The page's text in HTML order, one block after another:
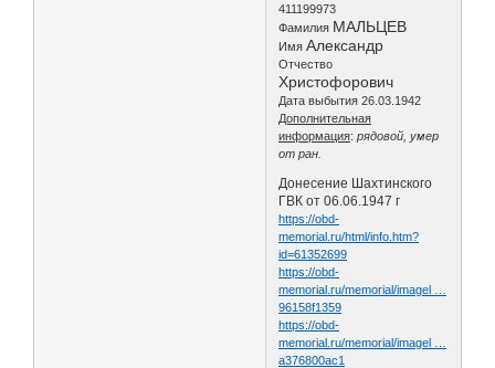
411199973
Фамилия МАЛЬЦЕВ
ИмяАлександр
Отчество
Христофорович
Дата выбытия 26.03.1942
Дополнительная
информация:рядовой, умер
от ран.
Донесение Шахтинского
ГВК от 06.06.1947 г
https://obd-
memorial.ru/html/info.htm?
id=61352699
https://obd-
memorial.ru/memorial/imagel …
96158f1359
https://obd-
memorial.ru/memorial/imagel …
a376800ac1